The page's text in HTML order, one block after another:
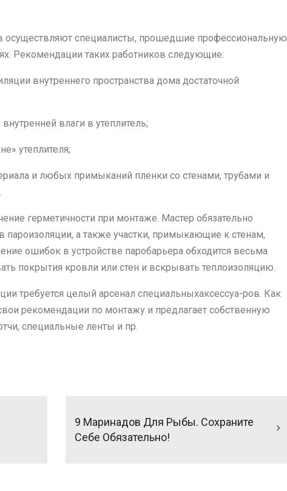
осуществляют специалисты, прошедшие профессиональную
Рекомендации таких работников следующие:
внутреннего пространства дома достаточной
влаги в утеплитель;
утеплителя;
и любых примыканий пленки со стенами, трубами и
герметичности при монтаже. Мастер обязательно
пароизоляции, а также участки, примыкающие к стенам,
ошибок в устройстве паробарьера обходится весьма
покрытия кровли или стен и вскрывать теплоизоляцию.
требуется целый арсенал специальныхаксессуа-ров. Как
рекомендации по монтажу и предлагает собственную
специальные ленты и пр.
9 Маринадов Для Рыбы. Сохраните
Себе Обязательно!